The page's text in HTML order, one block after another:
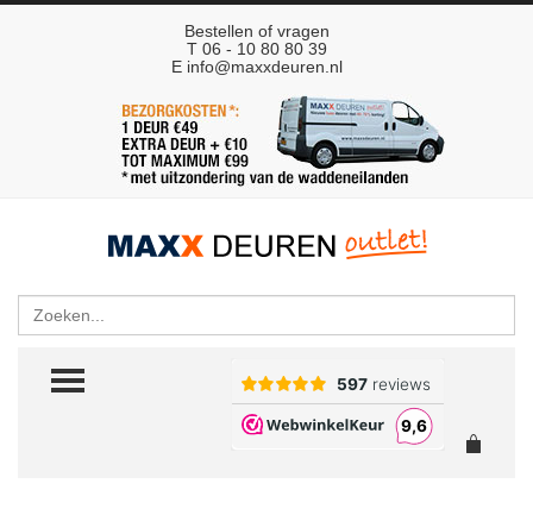
Bestellen of vragen
T 06 - 10 80 80 39
E info@maxxdeuren.nl
Zoeken
TOGGLE MENU